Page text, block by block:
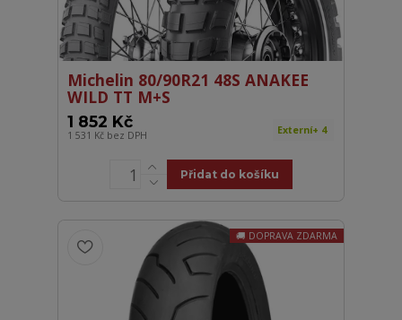
Michelin 80/90R21 48S ANAKEE
WILD TT M+S
1 852 Kč
1 531 Kč bez DPH Externí+ 4
Přidat do košíku
DOPRAVA ZDARMA